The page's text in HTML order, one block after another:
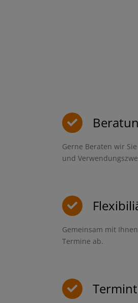
Gerne Beraten wir
und
Gemeinsam mit
Termine ab.